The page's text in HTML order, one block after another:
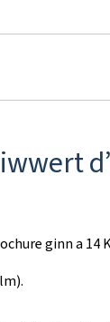
ginn a